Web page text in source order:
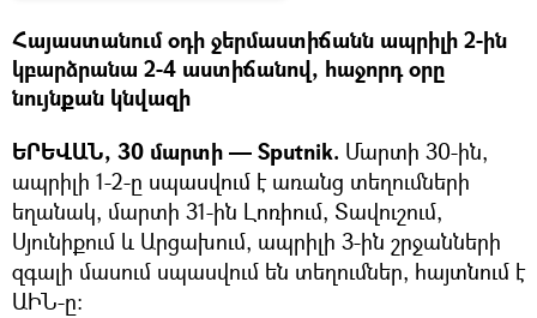
Հայաստանում օդի ջերմաստիճանն ապրիլի 2-ին
կբարձրանա 2-4 աստիճանով, հաջորդ օրը
նույնքան կնվազի
ԵՐԵՎԱՆ, 30 մարտի — Sputnik. Մարտի 30-ին,
ապրիլի 1-2-ը սպասվում է առանց տեղումների
եղանակ, մարտի 31-ին Լոռիում, Տավուշում,
Սյունիքում և Արցախում, ապրիլի 3-ին շրջանների
զգալի մասում սպասվում են տեղումներ, հայտնում է
ԱԻՆ-ը: